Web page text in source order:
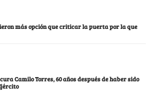
más opción que criticar la puerta por la que
Camilo Torres, 60 años después de haber sido